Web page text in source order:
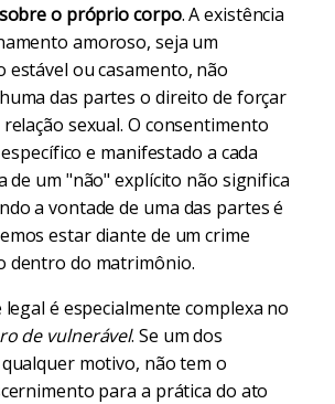
o próprio corpo. A existência
amoroso, seja um
estável ou casamento, não
das partes o direito de forçar
sexual. O consentimento
e manifestado a cada
de um "não" explícito não significa
a vontade de uma das partes é
estar diante de um crime
dentro do matrimônio.
legal é especialmente complexa no
de vulnerável. Se um dos
motivo, não tem o
para a prática do ato